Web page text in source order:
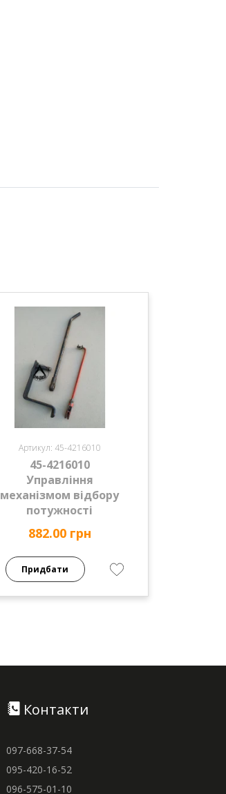
Артикул: 45-4216010
45-4216010
Управління
механізмом відбору
потужності
882.00 грн
Придбати
Контакти
097-668-37-54
095-420-16-52
096-575-01-10